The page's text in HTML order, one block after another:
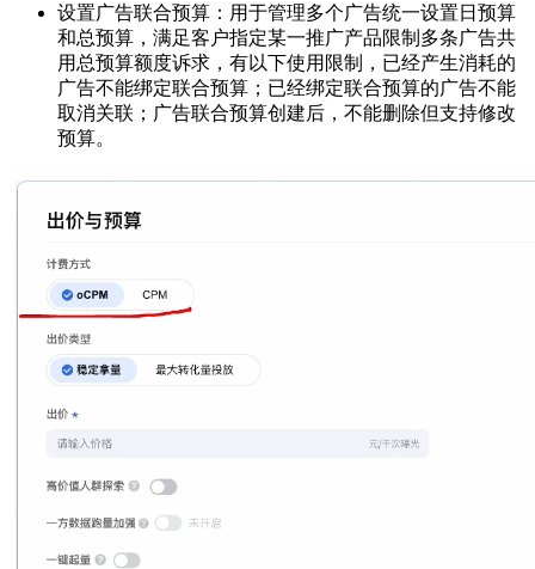
设置广告联合预算：用于管理多个广告统一设置日预算
和总预算，满足客户指定某一推广产品限制多条广告共
用总预算额度诉求，有以下使用限制，已经产生消耗的
广告不能绑定联合预算；已经绑定联合预算的广告不能
取消关联；广告联合预算创建后，不能删除但支持修改
预算。